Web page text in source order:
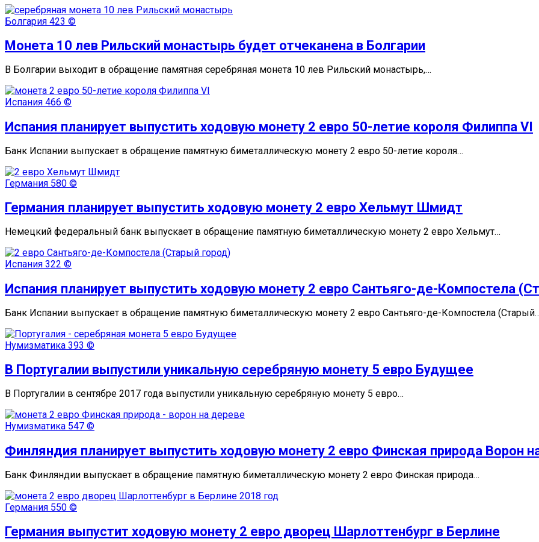
Болгария 423 ©
Монета 10 лев Рильский монастырь будет отчеканена в Болгарии
В Болгарии выходит в обращение памятная серебряная монета 10 лев Рильский монастырь,…
Испания 466 ©
Испания планирует выпустить ходовую монету 2 евро 50-летие короля Филиппа VI
Банк Испании выпускает в обращение памятную биметаллическую монету 2 евро 50-летие короля…
Германия 580 ©
Германия планирует выпустить ходовую монету 2 евро Хельмут Шмидт
Немецкий федеральный банк выпускает в обращение памятную биметаллическую монету 2 евро Хельмут…
Испания 322 ©
Испания планирует выпустить ходовую монету 2 евро Сантьяго-де-Компостела
Банк Испании выпускает в обращение памятную биметаллическую монету 2 евро Сантьяго-де-Компостела
Нумизматика 393 ©
В Португалии выпустили уникальную серебряную монету 5 евро Будущее
В Португалии в сентябре 2017 года выпустили уникальную серебряную монету 5 евро…
Нумизматика 547 ©
Финляндия планирует выпустить ходовую монету 2 евро Финская природа Ворон
Банк Финляндии выпускает в обращение памятную биметаллическую монету 2 евро Финская природа…
Германия 550 ©
Германия выпустит ходовую монету 2 евро дворец Шарлоттенбург в Берлине